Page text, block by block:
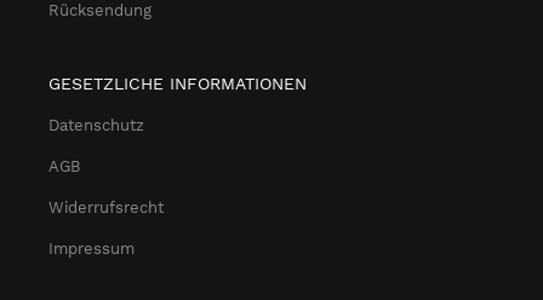
Rücksendung
GESETZLICHE INFORMATIONEN
Datenschutz
AGB
Widerrufsrecht
Impressum